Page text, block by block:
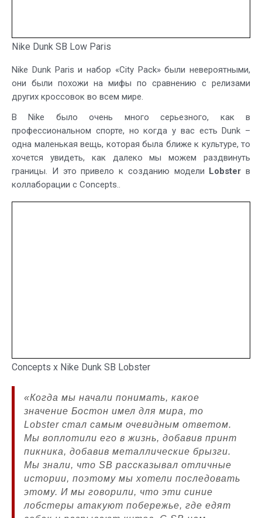
Nike Dunk SB Low Paris
Nike Dunk Paris и набор «City Pack» были невероятными,
они были похожи на мифы по сравнению с релизами
других кроссовок во всем мире.
В Nike было очень много серьезного, как в
профессиональном спорте, но когда у вас есть Dunk –
одна маленькая вещь, которая была ближе к культуре, то
хочется увидеть, как далеко мы можем раздвинуть
границы. И это привело к созданию модели Lobster в
коллаборации с Concepts..
Concepts x Nike Dunk SB Lobster
«Когда мы начали понимать, какое
значение Бостон имел для мира, то
Lobster стал самым очевидным ответом.
Мы воплотили его в жизнь, добавив принт
пикника, добавив металлические брызги.
Мы знали, что SB рассказывал отличные
истории, поэтому мы хотели последовать
этому. И мы говорили, что эти синие
лобстеры атакуют побережье, где едят